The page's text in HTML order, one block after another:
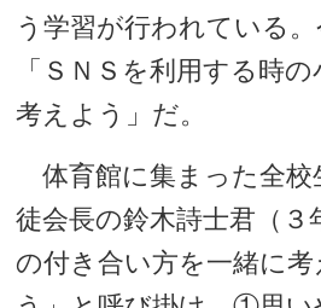
う学習が行われている
「ＳＮＳを利用する時
考えよう」だ。
体育館に集まった全校
徒会長の鈴木詩士君（３
の付き合い方を一緒に